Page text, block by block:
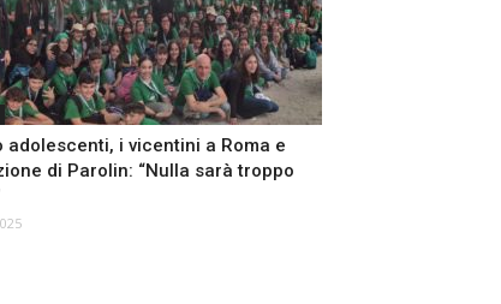
adolescenti, i vicentini a Roma e
di Parolin: “Nulla sarà troppo